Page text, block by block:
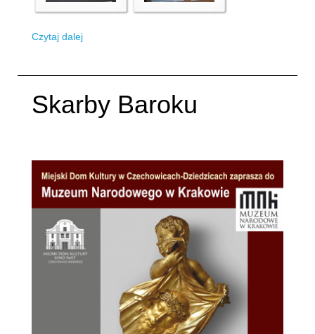
Czytaj dalej
Skarby Baroku